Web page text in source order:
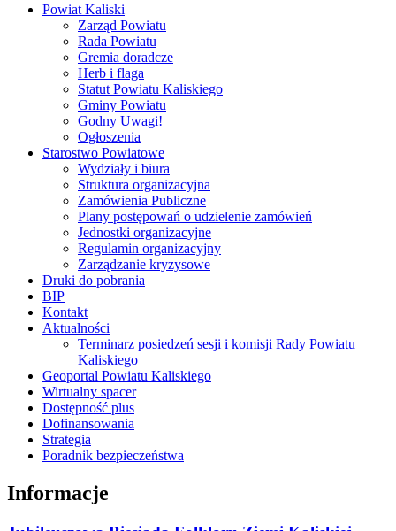
Powiat Kaliski
Zarząd Powiatu
Rada Powiatu
Gremia doradcze
Herb i flaga
Statut Powiatu Kaliskiego
Gminy Powiatu
Godny Uwagi!
Ogłoszenia
Starostwo Powiatowe
Wydziały i biura
Struktura organizacyjna
Zamówienia Publiczne
Plany postępowań o udzielenie zamówień
Jednostki organizacyjne
Regulamin organizacyjny
Zarządzanie kryzysowe
Druki do pobrania
BIP
Kontakt
Aktualności
Terminarz posiedzeń sesji i komisji Rady Powiatu
Kaliskiego
Geoportal Powiatu Kaliskiego
Wirtualny spacer
Dostępność plus
Dofinansowania
Strategia
Poradnik bezpieczeństwa
Informacje